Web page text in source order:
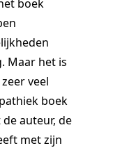
boek
Maar het is
veel
boek
auteur, de
met zijn